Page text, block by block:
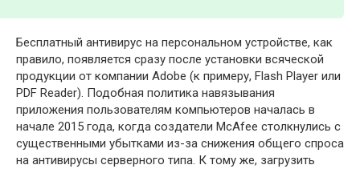
Бесплатный антивирус на персональном устройстве, как
правило, появляется сразу после установки всяческой
продукции от компании Adobe (к примеру, Flash Player или
PDF Reader). Подобная политика навязывания
приложения пользователям компьютеров началась в
начале 2015 года, когда создатели McAfee столкнулись с
существенными убытками из-за снижения общего спроса
на антивирусы серверного типа. К тому же, загрузить